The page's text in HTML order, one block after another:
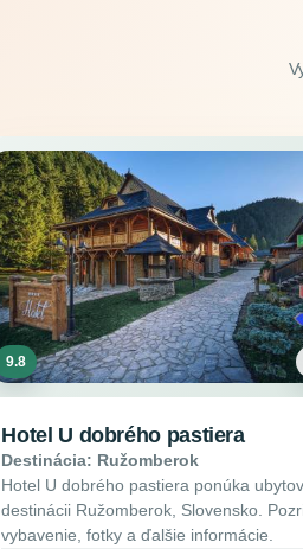
9.8
Hotel U dobrého pastiera
Destinácia: Ružomberok
Hotel U dobrého pastiera ponúka
destinácii Ružomberok, Slovensko.
vybavenie, fotky a ďalšie informácie.